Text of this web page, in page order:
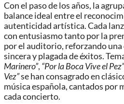
Con el paso de los años, la
balance ideal entre el
autenticidad artística. Cada
con entusiasmo tanto por la
por el auditorio, reforzando
sincera y plagada de éxitos.
Marinero”, “Por la Boca Vive el Pez”
Vez”se han consagrado en
música española, cantados por
cada concierto.